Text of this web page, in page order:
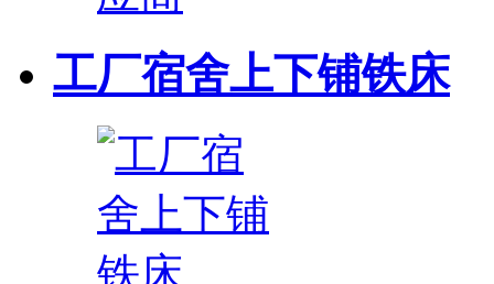
工厂宿舍上下铺铁床